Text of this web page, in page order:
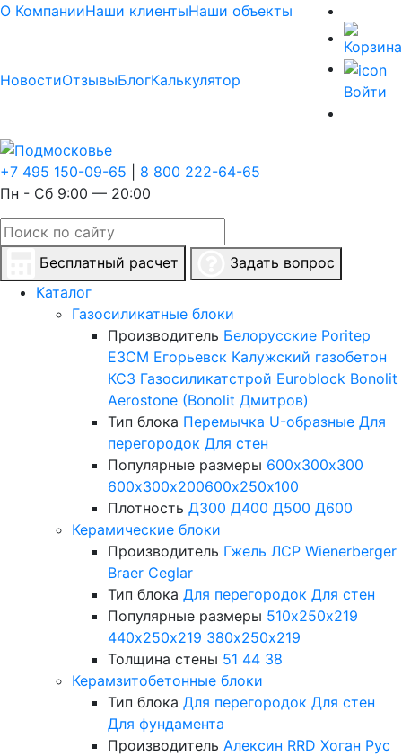
О КомпанииНаши клиентыНаши объекты
НовостиОтзывыБлогКалькулятор
Войти
+7 495 150-09-65
8 800 222-64-65
Пн - Сб 9:00 — 20:00
Бесплатный расчет
Задать вопрос
Каталог
Газосиликатные блоки
Производитель Белорусские Poritep
ЕЗСМ Егорьевск Калужский газобетон
КСЗ Газосиликатстрой Euroblock Bonolit
Aerostone (Bonolit Дмитров)
Тип блока Перемычка U-образные Для
перегородок Для стен
Популярные размеры 600х300х300
600х300х200600х250х100
Плотность Д300 Д400 Д500 Д600
Керамические блоки
Производитель Гжель ЛСР Wienerberger
Braer Ceglar
Тип блока Для перегородок Для стен
Популярные размеры 510х250х219
440х250х219 380х250х219
Толщина стены 51 44 38
Керамзитобетонные блоки
Тип блока Для перегородок Для стен
Для фундамента
Производитель Алексин RRD Хоган Рус